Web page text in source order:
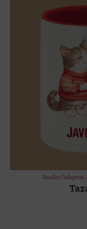
Huellas Callejeras,